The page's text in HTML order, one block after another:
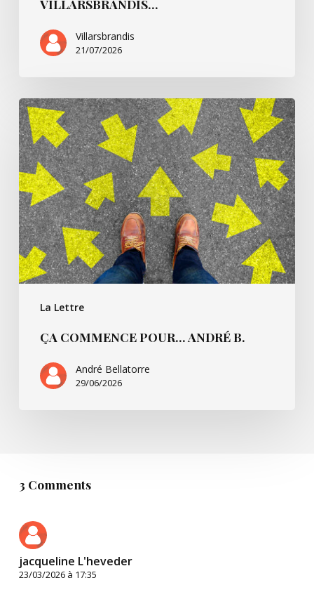
VILLARSBRANDIS…
Villarsbrandis
21/07/2026
La Lettre
Ça
commence
pour…
André
B.
ÇA COMMENCE POUR… ANDRÉ B.
André Bellatorre
29/06/2026
3 Comments
jacqueline L'heveder
23/03/2026 à 17:35